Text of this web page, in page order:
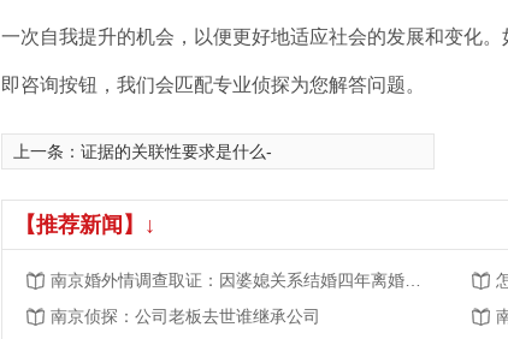
一次自我提升的机会，以便更好地适应社会的发展和变化
即咨询按钮，我们会匹配专业侦探为您解答问题。
上一条： 证据的关联性要求是什么-
【推荐新闻】↓
南京侦探：公司老板去世谁继承公司